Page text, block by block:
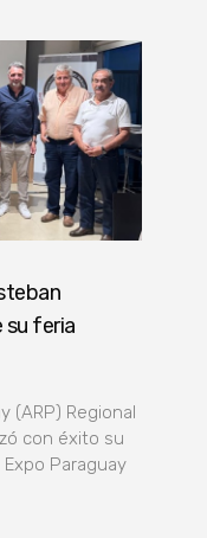
su feria
(ARP) Regional
con éxito su
Paraguay